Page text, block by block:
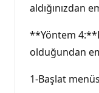
aldığınızdan
**Yöntem
olduğundan
1-Başlat